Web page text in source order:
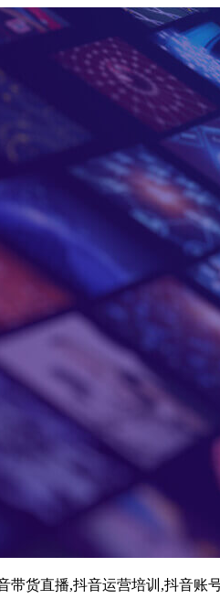
带货直播,抖音运营培训,抖音账